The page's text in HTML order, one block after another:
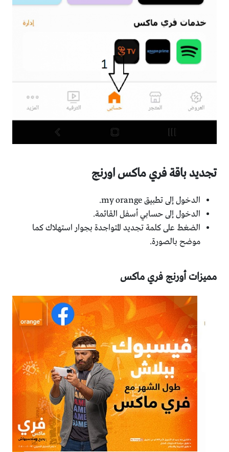
تجديد باقة فري ماكس اورنج
الدخول إلى تطبيق my orange.
الدخول إلى حسابي أسفل القائمة.
الضغط على كلمة تجديد المتواجدة بجوار استهلاك كما
موضح بالصورة.
مميزات أورنج فري ماكس